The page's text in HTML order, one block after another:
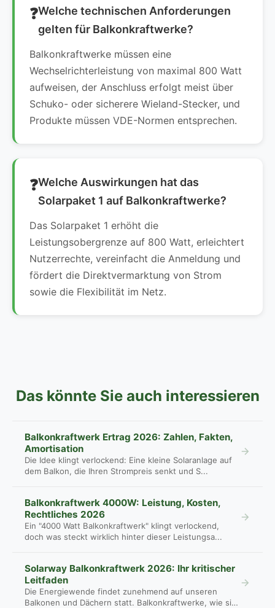
Welche technischen Anforderungen
gelten für Balkonkraftwerke?
Balkonkraftwerke müssen eine
Wechselrichterleistung von maximal 800 Watt
aufweisen, der Anschluss erfolgt meist über
Schuko- oder sicherere Wieland-Stecker, und
Produkte müssen VDE-Normen entsprechen.
Welche Auswirkungen hat das
Solarpaket 1 auf Balkonkraftwerke?
Das Solarpaket 1 erhöht die
Leistungsobergrenze auf 800 Watt, erleichtert
Nutzerrechte, vereinfacht die Anmeldung und
fördert die Direktvermarktung von Strom
sowie die Flexibilität im Netz.
Das könnte Sie auch interessieren
Balkonkraftwerk Ertrag 2026: Zahlen, Fakten,
Amortisation
Die Idee klingt verlockend: Eine kleine Solaranlage auf
dem Balkon, die Ihren Strompreis senkt und S...
Balkonkraftwerk 4000W: Leistung, Kosten,
Rechtliches 2026
Ein "4000 Watt Balkonkraftwerk" klingt verlockend,
doch was steckt wirklich hinter dieser Leistungsa...
Solarway Balkonkraftwerk 2026: Ihr kritischer
Leitfaden
Die Energiewende findet zunehmend auf unseren
Balkonen und Dächern statt. Balkonkraftwerke, wie sie